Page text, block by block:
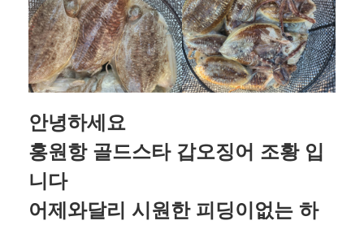
안녕하세요
홍원항 골드스타 갑오징어 조황 입
니다
어제와달리 시원한 피딩이없는 하